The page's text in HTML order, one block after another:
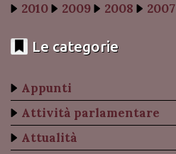
2010
2009 2008 2007
Le categorie
Appunti
Attività parlamentare
Attualità